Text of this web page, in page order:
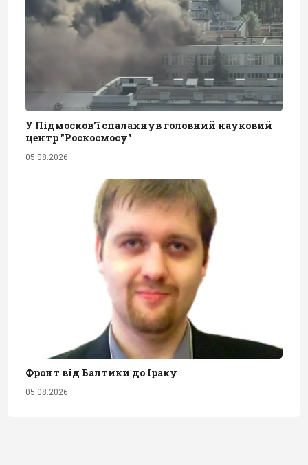
У Підмосков’ї спалахнув головний науковий
центр "Роскосмосу"
05.08.2026
Фронт від Балтики до Іраку
05.08.2026